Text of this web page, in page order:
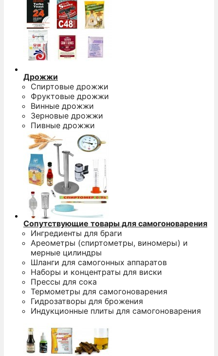
Дрожжи
Спиртовые дрожжи
Фруктовые дрожжи
Винные дрожжи
Зерновые дрожжи
Пивные дрожжи
Сопутствующие товары для самогоноварения
Ингредиенты для браги
Ареометры (спиртометры, виномеры) и
мерные цилиндры
Шланги для самогонных аппаратов
Наборы и концентраты для виски
Прессы для сока
Термометры для самогоноварения
Гидрозатворы для брожения
Индукционные плиты для самогоноварения